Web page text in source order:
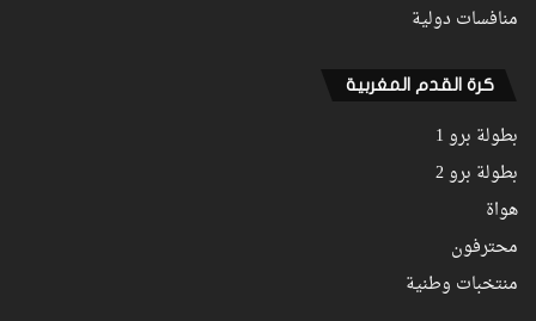
منافسات دولية
كرة القدم المغربية
بطولة برو 1
بطولة برو 2
هواة
محترفون
منتخبات وطنية